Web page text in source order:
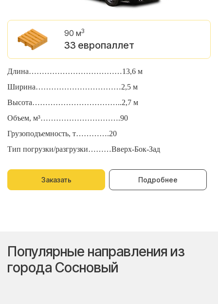
90 м3
33 европаллет
Длина………………………………13,6 м
Ширина……………………………2,5 м
Высота……………………………..2,7 м
Объем, м³………………………….90
Грузоподъемность, т………….20
Тип погрузки/разгрузки………Вверх-Бок-Зад
Заказать Подробнее
Популярные направления из
города Сосновый